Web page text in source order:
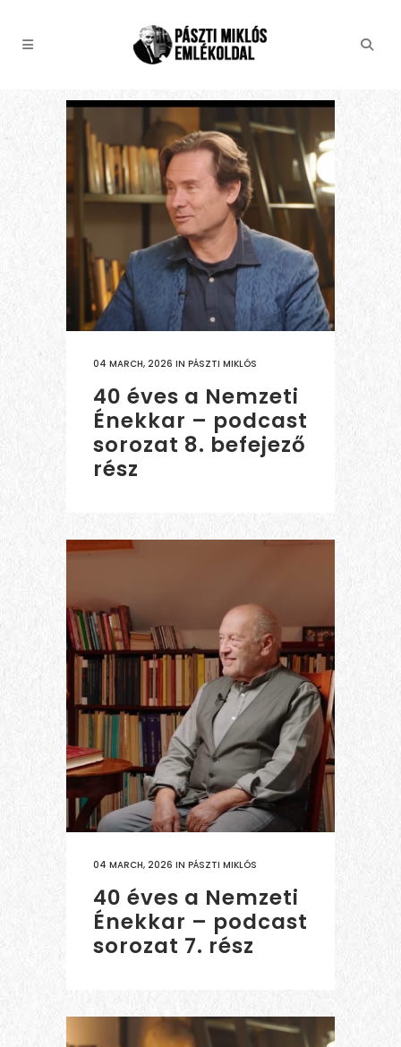
04 MARCH, 2026 IN PÁSZTI MIKLÓS
40 éves a Nemzeti
Énekkar – podcast
sorozat 8. befejező
rész
04 MARCH, 2026 IN PÁSZTI MIKLÓS
40 éves a Nemzeti
Énekkar – podcast
sorozat 7. rész